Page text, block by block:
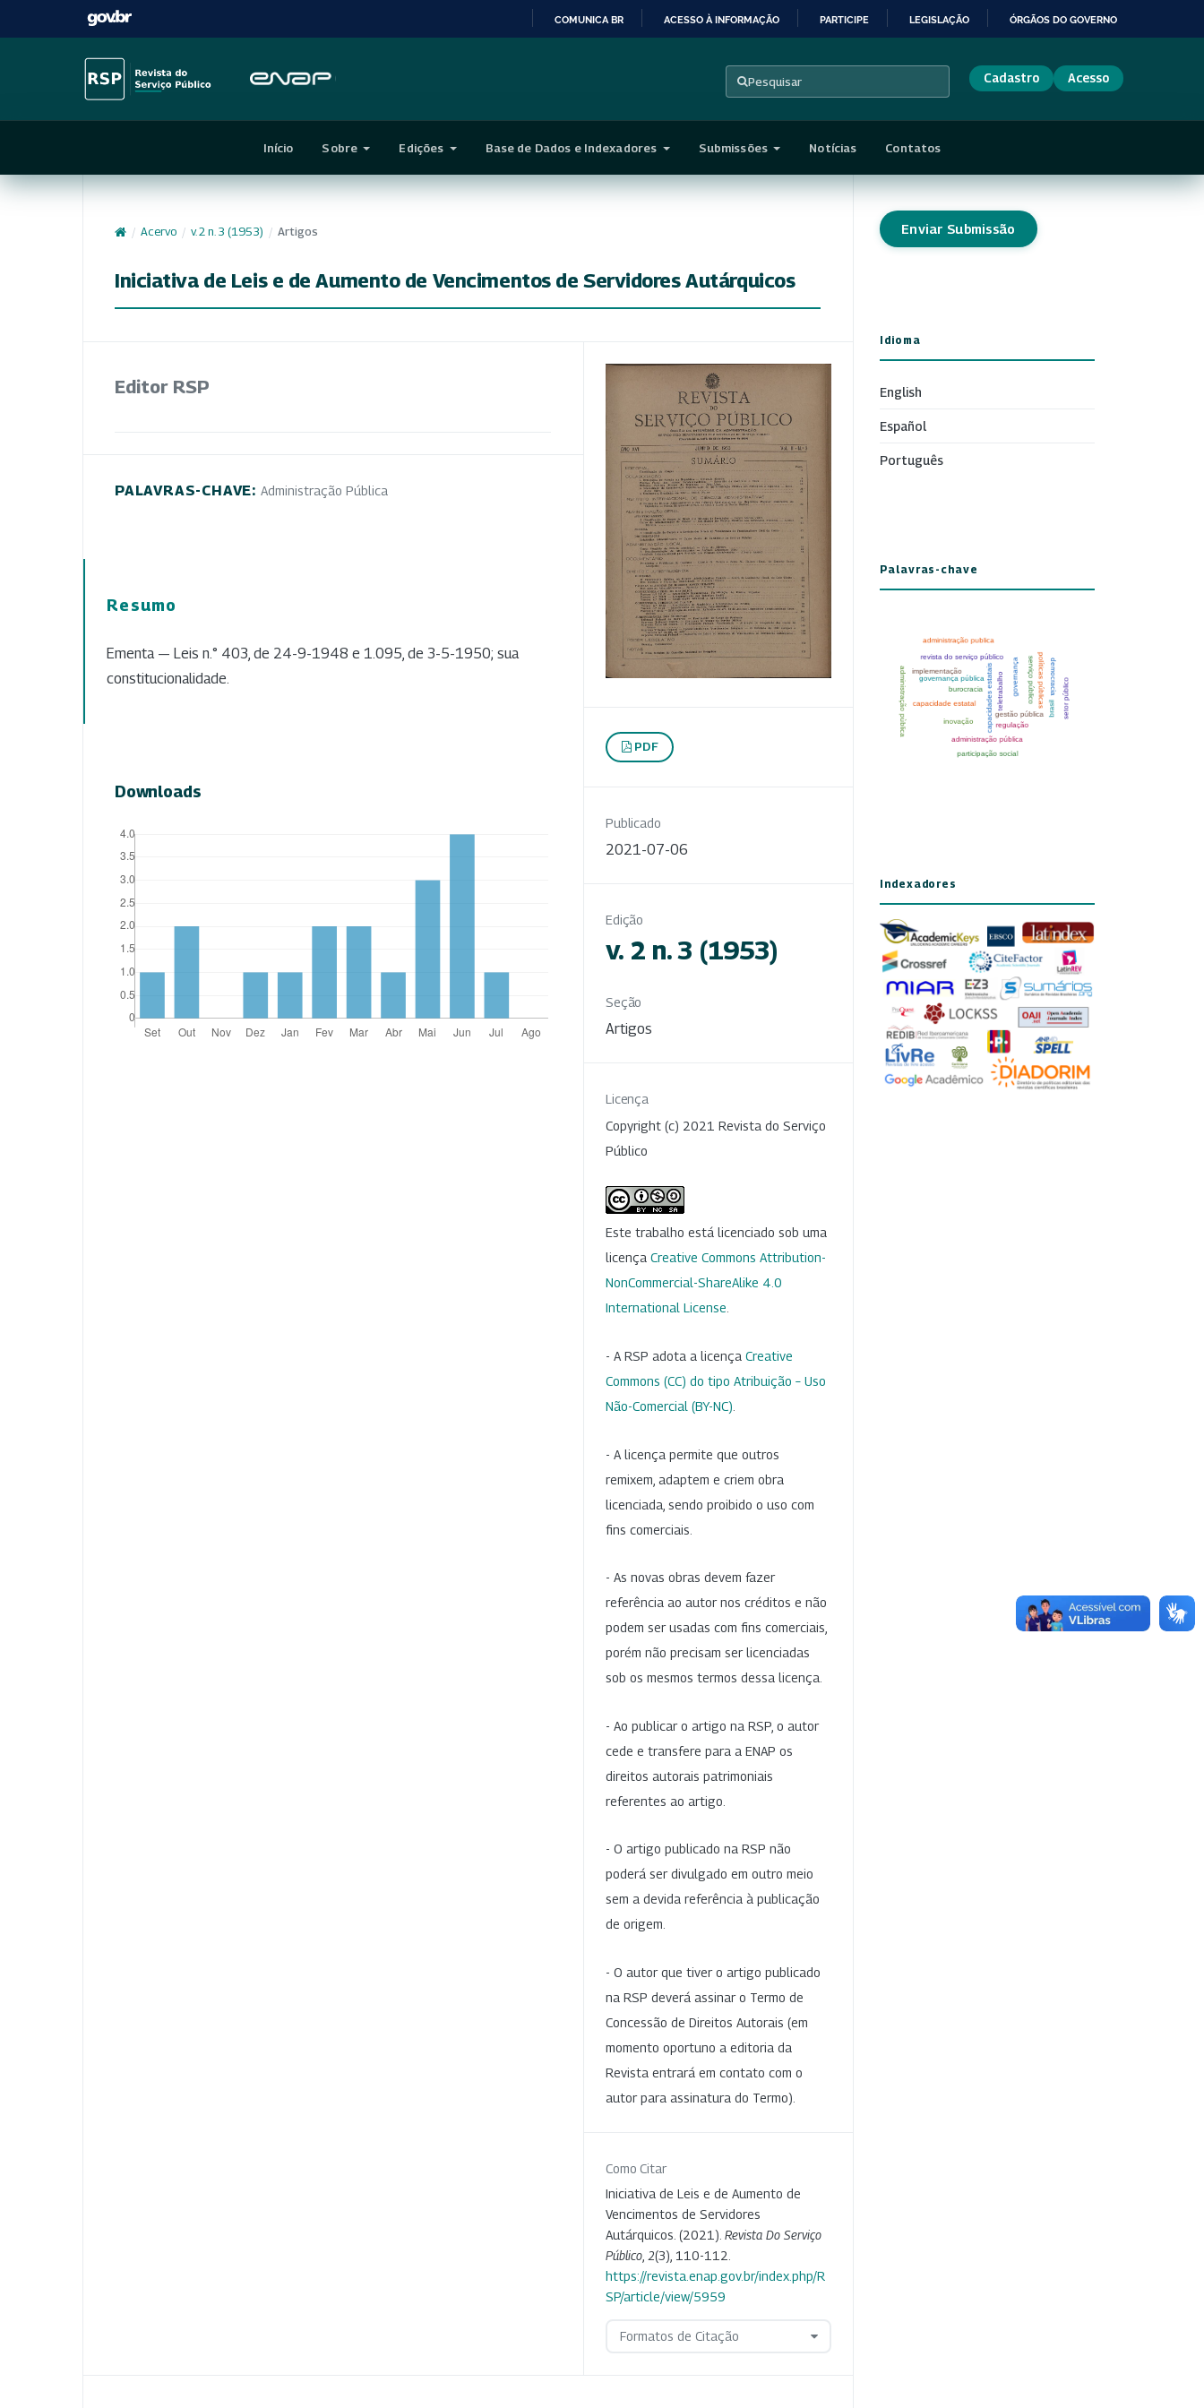
CONTEÚDO
COMUNICA BR ACESSO À INFORMAÇÃO PARTICIPE LEGISLAÇÃO ÓRGÃOS DO GOVERNO
Pesquisar Cadastro Acesso
Início Sobre Edições Base de Dados e Indexadores Submissões Notícias Contatos
/ Acervo / v. 2 n. 3 (1953) / Artigos
Iniciativa de Leis e de Aumento de Vencimentos de Servidores Autárquicos
Editor RSP
PALAVRAS-CHAVE: Administração Pública
Resumo
Ementa — Leis n.° 403, de 24-9-1948 e 1.095, de 3-5-1950; sua
constitucionalidade.
Downloads
PDF
Publicado
2021-07-06
Edição
v. 2 n. 3 (1953)
Seção
Artigos
Licença
Copyright (c) 2021 Revista do Serviço
Público
Este trabalho está licenciado sob uma
licença Creative Commons Attribution-
NonCommercial-ShareAlike 4.0
International License
- A RSP adota a licença Creative
Commons (CC) do tipo Atribuição – Uso
Não-Comercial (BY-NC)
- A licença permite que outros
remixem, adaptem e criem obra
licenciada, sendo proibido o uso com
fins comerciais.
- As novas obras devem fazer
referência ao autor nos créditos e não
podem ser usadas com fins comerciais,
porém não precisam ser licenciadas
sob os mesmos termos dessa licença.
- Ao publicar o artigo na RSP, o autor
cede e transfere para a ENAP os
direitos autorais patrimoniais
referentes ao artigo.
- O artigo publicado na RSP não
poderá ser divulgado em outro meio
sem a devida referência à publicação
de origem.
- O autor que tiver o artigo publicado
na RSP deverá assinar o Termo de
Concessão de Direitos Autorais (em
momento oportuno a editoria da
Revista entrará em contato com o
autor para assinatura do Termo).
Como Citar
Iniciativa de Leis e de Aumento de
Vencimentos de Servidores
Autárquicos. (2021). Revista Do Serviço
Público 2(3), 110-112.
https://revista.enap.gov.br/index.php/R
SP/article/view/5959
Formatos de Citação
Enviar Submissão
Idioma
English
Español
Português
Palavras-chave
Indexadores